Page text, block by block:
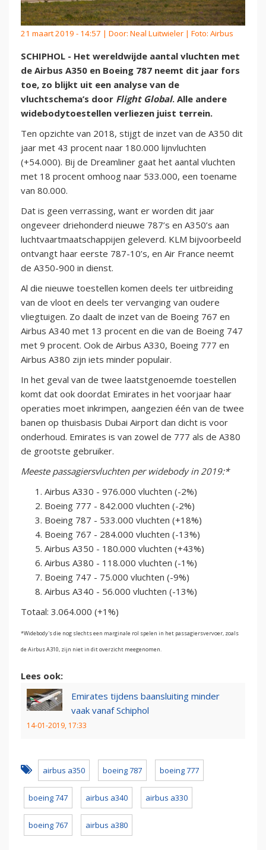
21 maart 2019 - 14:57 | Door: Neal Luitwieler | Foto: Airbus
SCHIPHOL - Het wereldwijde aantal vluchten met
de Airbus A350 en Boeing 787 neemt dit jaar fors
toe, zo blijkt uit een analyse van de
vluchtschema’s door Flight Global. Alle andere
widebodytoestellen verliezen juist terrein.
Ten opzichte van 2018, stijgt de inzet van de A350 dit
jaar met 43 procent naar 180.000 lijnvluchten
(+54.000). Bij de Dreamliner gaat het aantal vluchten
met 18 procent omhoog naar 533.000, een toename
van 80.000.
Dat is geen verrassing, want er worden dit jaar
ongeveer driehonderd nieuwe 787’s en A350’s aan
luchtvaartmaatschappijen geleverd. KLM bijvoorbeeld
ontvangt haar eerste 787-10’s, en Air France neemt
de A350-900 in dienst.
Al die nieuwe toestellen komen deels ter uitbreiding
van de vloot en deels ter vervanging van oudere
vliegtuigen. Zo daalt de inzet van de Boeing 767 en
Airbus A340 met 13 procent en die van de Boeing 747
met 9 procent. Ook de Airbus A330, Boeing 777 en
Airbus A380 zijn iets minder populair.
In het geval van de twee laatstgenoemde toestellen
komt dat ook doordat Emirates in het voorjaar haar
operaties moet inkrimpen, aangezien één van de twee
banen op thuisbasis Dubai Airport dan dicht is voor
onderhoud. Emirates is van zowel de 777 als de A380
de grootste gebruiker.
Meeste passagiersvluchten per widebody in 2019:*
Airbus A330 - 976.000 vluchten (-2%)
Boeing 777 - 842.000 vluchten (-2%)
Boeing 787 - 533.000 vluchten (+18%)
Boeing 767 - 284.000 vluchten (-13%)
Airbus A350 - 180.000 vluchten (+43%)
Airbus A380 - 118.000 vluchten (-1%)
Boeing 747 - 75.000 vluchten (-9%)
Airbus A340 - 56.000 vluchten (-13%)
Totaal: 3.064.000 (+1%)
*Widebody's die nog slechts een marginale rol spelen in het passagiersvervoer, zoals
de Airbus A310, zijn niet in dit overzicht meegenomen.
Lees ook:
Emirates tijdens baansluiting minder
vaak vanaf Schiphol
14-01-2019, 17:33
airbus a350 boeing 787 boeing 777
boeing 747 airbus a340 airbus a330
boeing 767 airbus a380